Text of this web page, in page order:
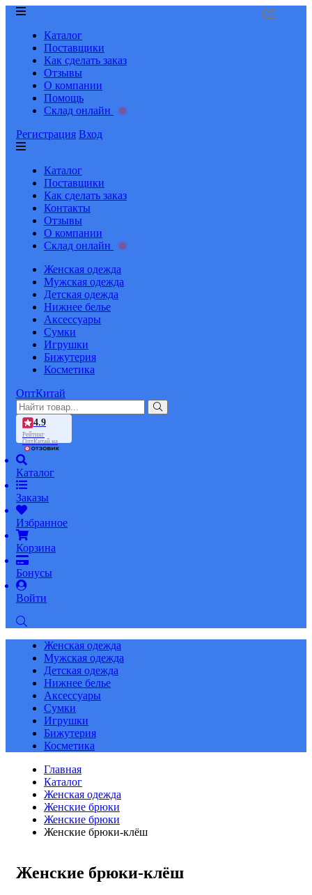
Каталог
Поставщики
Как сделать заказ
Отзывы
О компании
Помощь
Склад онлайн
Регистрация Вход
Каталог
Поставщики
Как сделать заказ
Контакты
Отзывы
О компании
Склад онлайн
Женская одежда
Мужская одежда
Детская одежда
Нижнее белье
Аксессуары
Сумки
Игрушки
Бижутерия
Косметика
ОптКитай
4.9
Рейтинг
ОптКитай на
Каталог
Заказы
Избранное
Корзина
Бонусы
Войти
Женская одежда
Мужская одежда
Детская одежда
Нижнее белье
Аксессуары
Сумки
Игрушки
Бижутерия
Косметика
Главная
Каталог
Женская одежда
Женские брюки
Женские брюки
Женские брюки-клёш
Женские брюки-клёш